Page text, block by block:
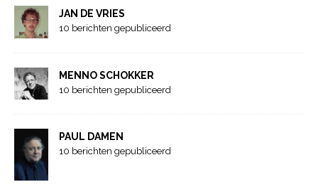
JAN DE VRIES
10 berichten gepubliceerd
MENNO SCHOKKER
10 berichten gepubliceerd
PAUL DAMEN
10 berichten gepubliceerd